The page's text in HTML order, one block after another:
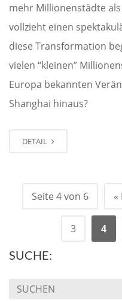
mehr Millionenstädte als
vollzieht einen
diese Transformation
vielen “kleinen”
Europa bekannten
Shanghai hinaus?
DETAIL
Seite 4 von 6 «
3 4
SUCHE: